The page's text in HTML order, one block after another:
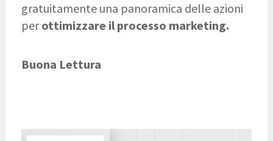
gratuitamente una panoramica delle azioni
perottimizzare il processo marketing.
Buona Lettura